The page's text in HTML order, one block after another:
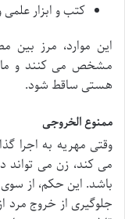
کتب و ابزار
این موارد، مرز بین
مشخص می کنند و
هستی ساقط شود.
ممنوع الخروجی
وقتی مهریه به اجرا
می کند، زن می
باشد. این حکم، از
جلوگیری از خروج مرد